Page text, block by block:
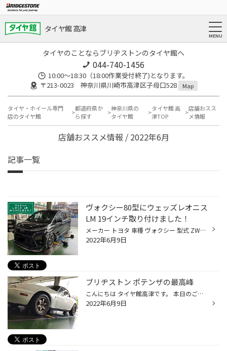
タイヤ館 高津
タイヤのことならブリヂストンのタイヤ館へ
044-740-1456
10:00～18:30（18:00作業受付終了)となります。
〒213-0023 神奈川県川崎市高津区子母口528
Map
タイヤ・ホイール専門
店のタイヤ館
都道府県か
ら探す
神奈川県の
タイヤ館
タイヤ館 高
津TOP
店舗おスス
メ情報
店舗おススメ情報 / 2022年6月
記事一覧
ヴォクシー80型にウェッズレオニス
LM 19インチ取り付けました！
メーカー トヨタ 車種 ヴォクシー 型式 ZWR80W こんにちは！タイヤ館高津です！ 今回は、80型ヴォクシーにウェッズさんのレオニスLM 19インチを お取り付けしましたのでご紹介します！ 今回来店されましたお客様は、インチアップをご希望されてまして ホイールは、ウェッズさんのレオニスが欲しいと...
2022年6月9日
ブリヂストン ポテンザの最高峰
こんにちは タイヤ館高津です。 本日のご紹介は、ロードスターのタイヤ交換です。 タイヤは、ポテンザの最高峰、RE-71RSです。 一般の道路から、サーキットまで使えるハイグリップタイヤです。 ご利用のお客様は、前回もこちらのタイヤをご使用いただいておりました。 今回もお選びいただきありがと...
2022年6月9日